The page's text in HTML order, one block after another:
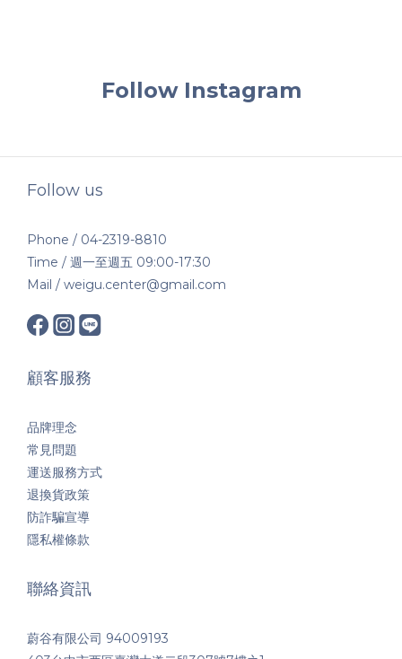
Follow Instagram
Follow us
Phone / 04-2319-8810
Time / 週一至週五 09:00-17:30
Mail / weigu.center@gmail.com
顧客服務
品牌理念
常見問題
運送服務方式
退換貨政策
防詐騙宣導
隱私權條款
聯絡資訊
蔚谷有限公司 94009193